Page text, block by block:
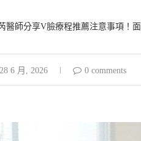
醫師分享V臉療程推薦注意事項！
28 6 月, 2026 0 comments